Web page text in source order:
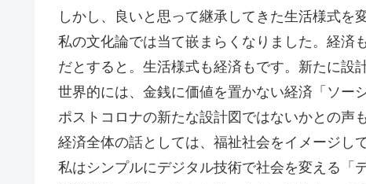
しかし、良いと思って継承してきた生活様式を
私の文化論では当て嵌まらくなりました。経済
だとすると。生活様式も経済もです。新たに設
世界的には、金銭に価値を置かない経済「ソー
ポストコロナの新たな設計図ではないかとの声
経済全体の話としては、福祉社会をイメージし
私はシンプルにデジタル技術で社会を変える「